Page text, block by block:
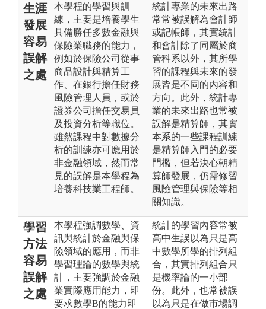
生涯
發展
容易
誤解
之處
本學程的學習與訓
練，主要是培養學生
具備勝任多數金融與
保險業職務的能力，
例如於保險公司從事
商品設計與精算工
作、在銀行擔任財務
風險管理人員，或於
證券公司擔任交易員
及投資分析等職位。
雖然課程中對數據分
析的訓練亦可應用於
非金融領域，然而常
見的誤解是本學程為
培養科技業工程師。
統計專業的未來出路
常常被誤解為會計師
或記帳師，其實統計
和會計除了同屬於商
管科系以外，其所學
習的課程與未來的發
展皆是不同的內容和
方向。此外，統計專
業的未來出路也常被
誤解是精算師，其實
本系的一些課程訓練
是精算師入門的必要
門檻，但若決心朝精
算師發展，仍需修習
風險管理與保險等相
關知識。
學習
方法
容易
誤解
之處
本學程強調數學、資
訊與統計於金融與保
險領域的應用，而非
學習理論的數學與統
計，主要強調於金融
業實際應用能力，即
要求數學B的能力即
統計的學習內容常被
高中生誤以為只是高
中數學所學的排列組
合，其實排列組合只
是機率論的一小部
份。此外，也常被誤
以為只是在做市場調